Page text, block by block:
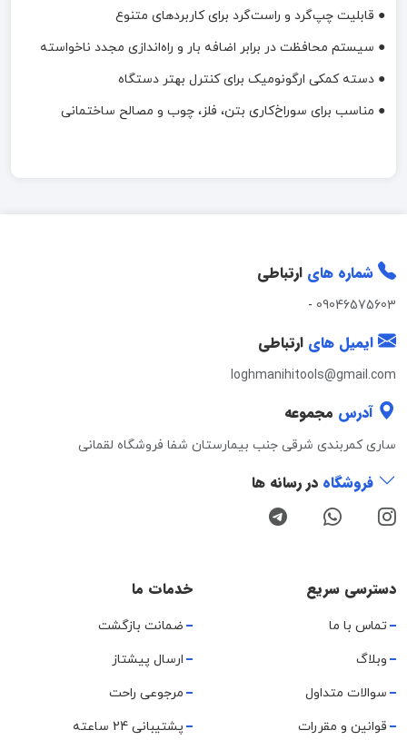
● قابلیت چپ‌گرد و راست‌گرد برای کاربردهای متنوع
● سیستم محافظت در برابر اضافه بار و راه‌اندازی مجدد ناخواسته
● دسته کمکی ارگونومیک برای کنترل بهتر دستگاه
● مناسب برای سوراخ‌کاری بتن، فلز، چوب و مصالح ساختمانی
شماره های ارتباطی
09046575603
-
ایمیل های ارتباطی
loghmanihitools@gmail.com
آدرس مجموعه
ساری کمربندی شرقی جنب بیمارستان شفا فروشگاه لقمانی
فروشگاه در رسانه ها
دسترسی سریع
تماس با ما
وبلاگ
سوالات متداول
قوانین و مقررات
خدمات ما
ضمانت بازگشت
ارسال پیشتاز
مرجوعی راحت
پشتیبانی 24 ساعته